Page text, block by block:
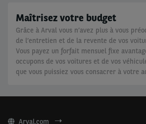
Maîtrisez votre budget
Grâce à Arval vous n’avez plus à vous
de l’entretien et de la revente de vos
Vous payez un forfait mensuel fixe
occupons de vos voitures et de vos
que vous puissiez vous consacrer à votre
Arval.com